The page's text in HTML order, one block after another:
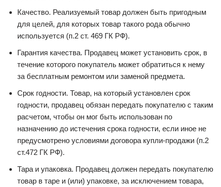
Качество. Реализуемый товар должен быть пригодным
для целей, для которых товар такого рода обычно
используется (п.2 ст. 469 ГК РФ).
Гарантия качества. Продавец может установить срок, в
течение которого покупатель может обратиться к нему
за бесплатным ремонтом или заменой предмета.
Срок годности. Товар, на который установлен срок
годности, продавец обязан передать покупателю с таким
расчетом, чтобы он мог быть использован по
назначению до истечения срока годности, если иное не
предусмотрено условиями договора купли-продажи (п.2
ст.472 ГК РФ).
Тара и упаковка. Продавец должен передать покупателю
товар в таре и (или) упаковке, за исключением товара,